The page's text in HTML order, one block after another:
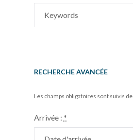
for:
RECHERCHE AVANCÉE
Les champs obligatoires sont suivis de
Arrivée : *